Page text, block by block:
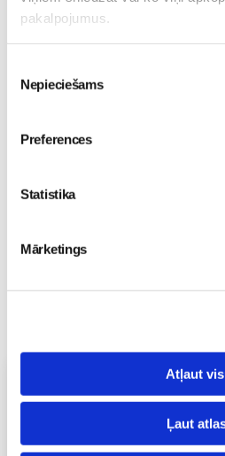
pakalpojumus.
izvēle
Nepieciešams
Preferences
Statistika
Mārketings
Atļaut
Ļaut
Sākam jauno Māmiņu
septembrī!
Vecāku
masāža Māmiņu klubā pie
Gerasimenko